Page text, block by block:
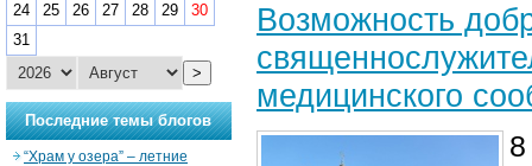
Возможность
медицинского
24
25 26 27 28 29
30
31
>
Последние темы блогов
“Храм у озера” – летние